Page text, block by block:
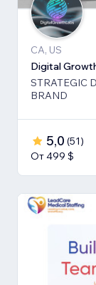
CA, US
Digital
STRATEGIC
BRAND
5,0 (51)
От 499 $